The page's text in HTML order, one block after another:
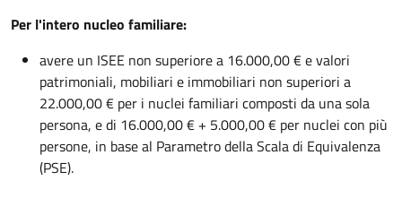
Per l'intero nucleo familiare:
avere un ISEE non superiore a 16.000,00 € e valori
patrimoniali, mobiliari e immobiliari non superiori a
22.000,00 € per i nuclei familiari composti da una sola
persona, e di 16.000,00 € + 5.000,00 € per nuclei con più
persone, in base al Parametro della Scala di Equivalenza
(PSE).